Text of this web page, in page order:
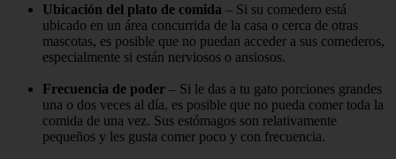
Ubicación del plato de comida – Si su comedero está
ubicado en un área concurrida de la casa o cerca de otras
mascotas, es posible que no puedan acceder a sus comederos,
especialmente si están nerviosos o ansiosos.
Frecuencia de poder – Si le das a tu gato porciones grandes
una o dos veces al día, es posible que no pueda comer toda la
comida de una vez. Sus estómagos son relativamente
pequeños y les gusta comer poco y con frecuencia.